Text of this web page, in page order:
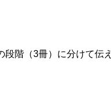
階（3冊）に分けて伝え